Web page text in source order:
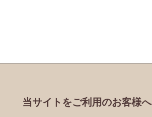
当サイトをご利用のお客様へ